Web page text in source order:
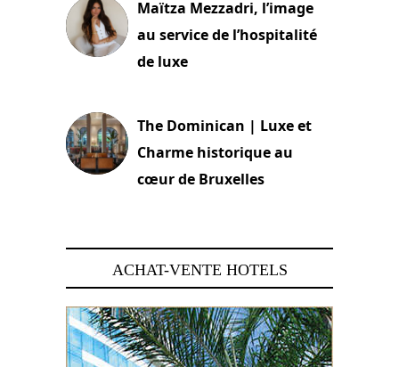
Maïtza Mezzadri, l’image
au service de l’hospitalité
de luxe
The Dominican | Luxe et
Charme historique au
cœur de Bruxelles
ACHAT-VENTE HOTELS